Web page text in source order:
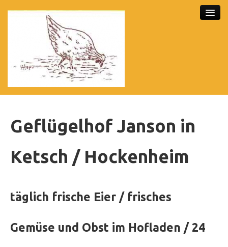
Über uns
Unser Hofladen
Kontakt
Impressum
Geflügelhof Janson in
Ketsch / Hockenheim
täglich frische Eier / frisches
Gemüse und Obst im Hofladen / 24